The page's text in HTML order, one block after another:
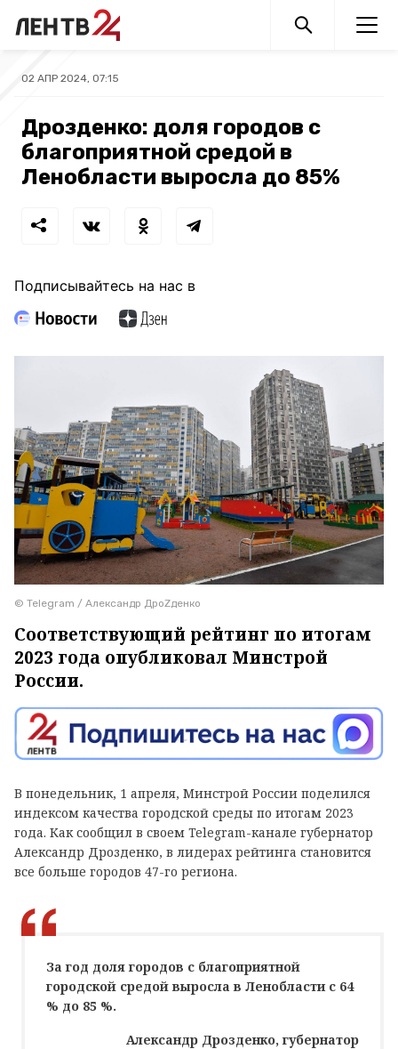
02 АПР 2024, 07:15
Дрозденко: доля городов с
благоприятной средой в
Ленобласти выросла до 85%
Подписывайтесь на нас в
© Telegram / Александр ДроZденко
Соответствующий рейтинг по итогам
2023 года опубликовал Минстрой
России.
В понедельник, 1 апреля, Минстрой России поделился
индексом качества городской среды по итогам 2023
года. Как сообщил в своем Telegram-канале губернатор
Александр Дрозденко, в лидерах рейтинга становится
все больше городов 47-го региона.
За год доля городов с благоприятной
городской средой выросла в Ленобласти с 64
% до 85 %.
Александр Дрозденко, губернатор